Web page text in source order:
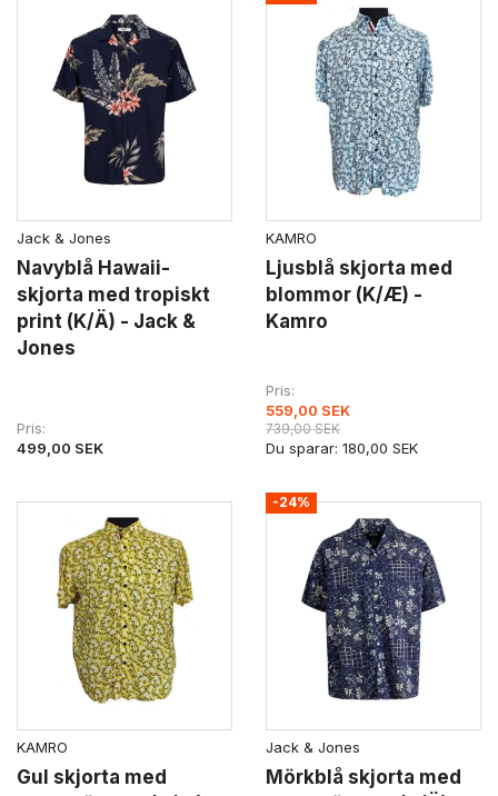
Jack & Jones
Navyblå Hawaii-
skjorta med tropiskt
print (K/Ä) - Jack &
Jones
Pris
499,00 SEK
KAMRO
Ljusblå skjorta med
blommor (K/Æ) -
Kamro
Pris
559,00 SEK
739,00 SEK
Du sparar: 180,00 SEK
KAMRO
Gul skjorta med
-24%
Jack & Jones
Mörkblå skjorta med